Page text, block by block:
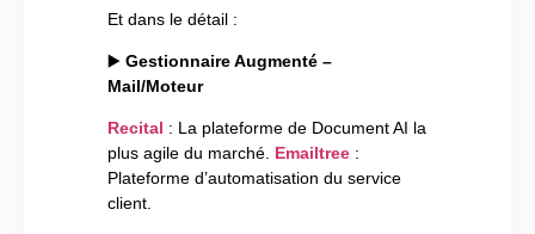
Et dans le détail :
▶️ Gestionnaire Augmenté –
Mail/Moteur
Recital : La plateforme de Document AI la
plus agile du marché. Emailtree :
Plateforme d’automatisation du service
client.